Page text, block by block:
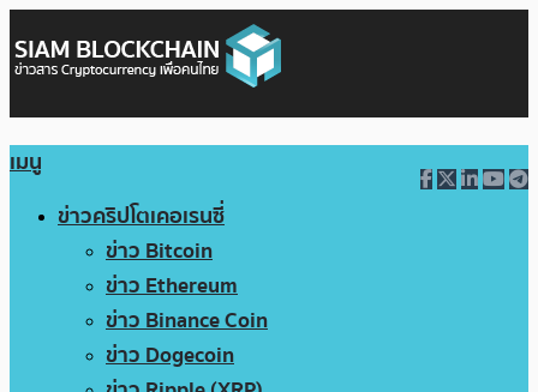
เมนู
ข่าวคริปโตเคอเรนซี่
ข่าว Bitcoin
ข่าว Ethereum
ข่าว Binance Coin
ข่าว Dogecoin